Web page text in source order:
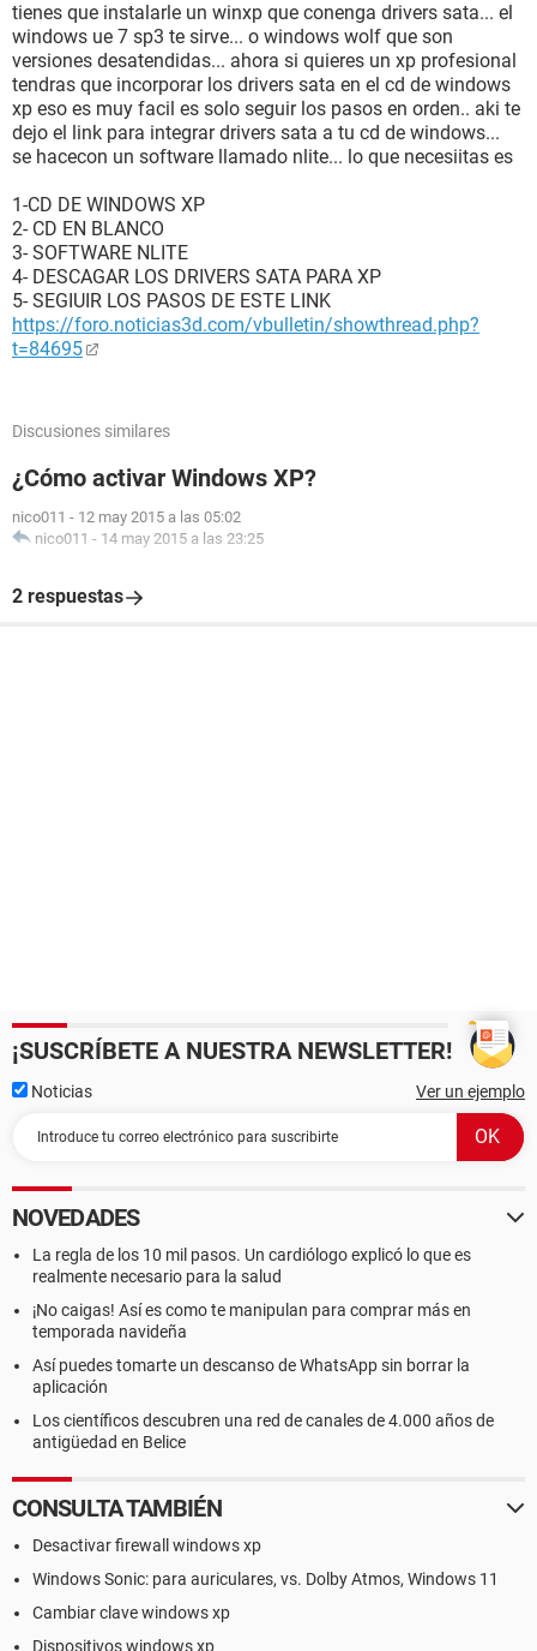
tienes que instalarle un winxp que conenga drivers sata... el
windows ue 7 sp3 te sirve... o windows wolf que son
versiones desatendidas... ahora si quieres un xp profesional
tendras que incorporar los drivers sata en el cd de windows
xp eso es muy facil es solo seguir los pasos en orden.. aki te
dejo el link para integrar drivers sata a tu cd de windows...
se hacecon un software llamado nlite... lo que necesiitas es
1-CD DE WINDOWS XP
2- CD EN BLANCO
3- SOFTWARE NLITE
4- DESCAGAR LOS DRIVERS SATA PARA XP
5- SEGIUIR LOS PASOS DE ESTE LINK
https://foro.noticias3d.com/vbulletin/showthread.php?
t=84695
Discusiones similares
¿Cómo activar Windows XP?
nico011 - 12 may 2015 a las 05:02
nico011 - 14 may 2015 a las 23:25
2 respuestas
¡SUSCRÍBETE A NUESTRA NEWSLETTER!
Noticias Ver un ejemplo
NOVEDADES
La regla de los 10 mil pasos. Un cardiólogo explicó lo que es
realmente necesario para la salud
¡No caigas! Así es como te manipulan para comprar más en
temporada navideña
Así puedes tomarte un descanso de WhatsApp sin borrar la
aplicación
Los científicos descubren una red de canales de 4.000 años de
antigüedad en Belice
CONSULTA TAMBIÉN
Desactivar firewall windows xp
Windows Sonic: para auriculares, vs. Dolby Atmos, Windows 11
Cambiar clave windows xp
Dispositivos windows xp